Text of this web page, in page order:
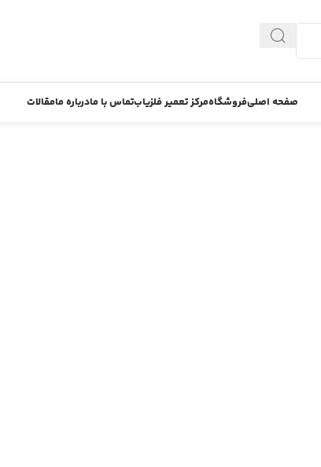
صفحه اصلیفروشگاهمرکز تعمیر فلزیابتماس با مادرباره مامقالات